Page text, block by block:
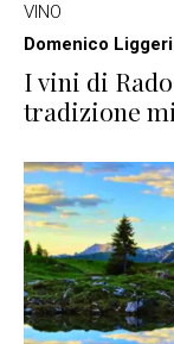
VINO
Domenico Liggeri
I vini di
tradizione